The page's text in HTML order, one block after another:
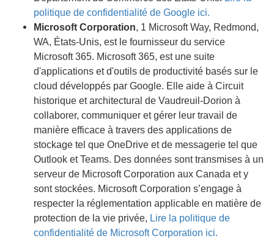
politique de confidentialité de Google ici.
Microsoft Corporation, 1 Microsoft Way, Redmond,
WA, États-Unis, est le fournisseur du service
Microsoft 365. Microsoft 365, est une suite
d'applications et d'outils de productivité basés sur le
cloud développés par Google. Elle aide à Circuit
historique et architectural de Vaudreuil-Dorion à
collaborer, communiquer et gérer leur travail de
manière efficace à travers des applications de
stockage tel que OneDrive et de messagerie tel que
Outlook et Teams. Des données sont transmises à un
serveur de Microsoft Corporation aux Canada et y
sont stockées. Microsoft Corporation s’engage à
respecter la réglementation applicable en matière de
protection de la vie privée, Lire la politique de
confidentialité de Microsoft Corporation ici.